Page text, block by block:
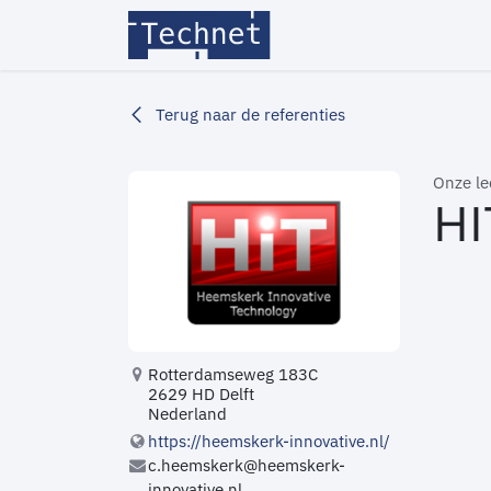
Overslaan naar inhoud
Terug naar de referenties
Rotterdamseweg 183C
2629 HD Delft
Nederland
https://heemskerk-innovative.nl/
c.heemskerk@heemskerk-
Onze